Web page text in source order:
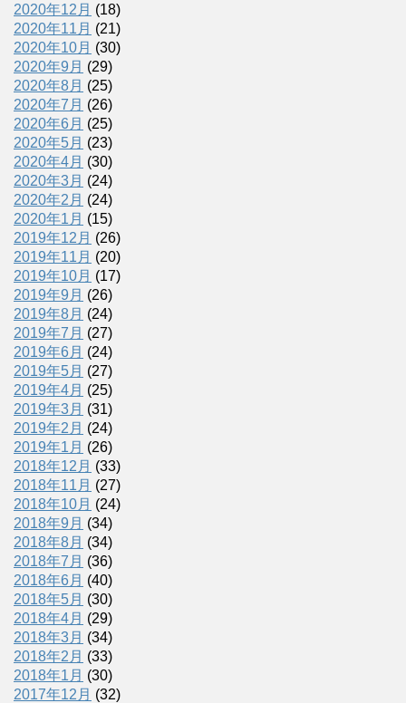
2020年12月 (18)
2020年11月 (21)
2020年10月 (30)
2020年9月 (29)
2020年8月 (25)
2020年7月 (26)
2020年6月 (25)
2020年5月 (23)
2020年4月 (30)
2020年3月 (24)
2020年2月 (24)
2020年1月 (15)
2019年12月 (26)
2019年11月 (20)
2019年10月 (17)
2019年9月 (26)
2019年8月 (24)
2019年7月 (27)
2019年6月 (24)
2019年5月 (27)
2019年4月 (25)
2019年3月 (31)
2019年2月 (24)
2019年1月 (26)
2018年12月 (33)
2018年11月 (27)
2018年10月 (24)
2018年9月 (34)
2018年8月 (34)
2018年7月 (36)
2018年6月 (40)
2018年5月 (30)
2018年4月 (29)
2018年3月 (34)
2018年2月 (33)
2018年1月 (30)
2017年12月 (32)